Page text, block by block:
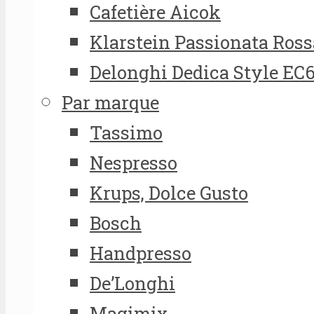
Cafetière Aicok
Klarstein Passionata
Delonghi Dedica Style
Par marque
Tassimo
Nespresso
Krups, Dolce Gusto
Bosch
Handpresso
De’Longhi